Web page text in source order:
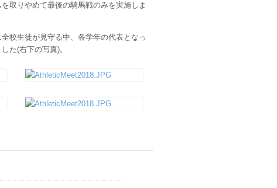
取りやめて最後の騎馬戦のみを実施しま
校生徒が見守る中、各学年の代表となっ
た(右下の写真)。